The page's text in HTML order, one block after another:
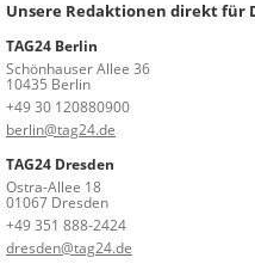
Unsere Redaktionen direkt für
TAG24 Berlin
Schönhauser Allee 36
10435 Berlin
+49 30 120880900
berlin@tag24.de
TAG24 Dresden
Ostra-Allee 18
01067 Dresden
+49 351 888-2424
dresden@tag24.de